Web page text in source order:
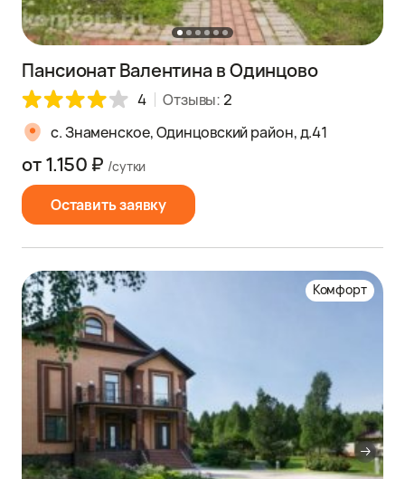
Пансионат Валентина в Одинцово
4 Отзывы: 2
с. Знаменское, Одинцовский район, д.41
Оставить заявку
от 1.150 ₽ /сутки
Комфорт